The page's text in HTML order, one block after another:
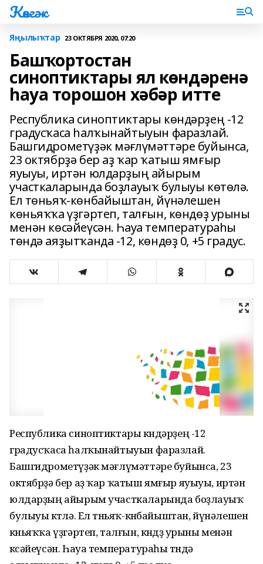
Көнгәк
Яңылыҡтар 23 ОКТЯБРЯ 2020, 07:20
Башҡортостан
синоптиктары ял көндәренә
һауа торошон хәбәр итте
Республика синоптиктары көндәрҙең -12
градусҡаса һалҡынайтыуын фаразлай.
Башгидрометүҙәк мәғлүмәттәре буйынса,
23 октябрҙә бер аҙ ҡар ҡатыш ямғыр
яуыуы, иртән юлдарҙың айырым
участкаларында боҙлауыҡ булыуы көтөлә.
Ел төньяҡ-көнбайыштан, йүнәлешен
көньяҡҡа үҙгәртеп, талғын, көндөҙ урыны
менән көсәйеүсән. Һауа температураһы
төндә аяҙытҡанда -12, көндөҙ 0, +5 градус.
Республика синоптиктары көндәрҙең -12
градусҡаса һалҡынайтыуын фаразлай.
Башгидрометүҙәк мәғлүмәттәре буйынса, 23
октябрҙә бер аҙ ҡар ҡатыш ямғыр яуыуы, иртән
юлдарҙың айырым участкаларында боҙлауыҡ
булыуы көтөлә. Ел төньяҡ-көнбайыштан, йүнәлешен
көньяҡҡа үҙгәртеп, талғын, көндөҙ урыны менән
көсәйеүсән. Һауа температураһы төндә